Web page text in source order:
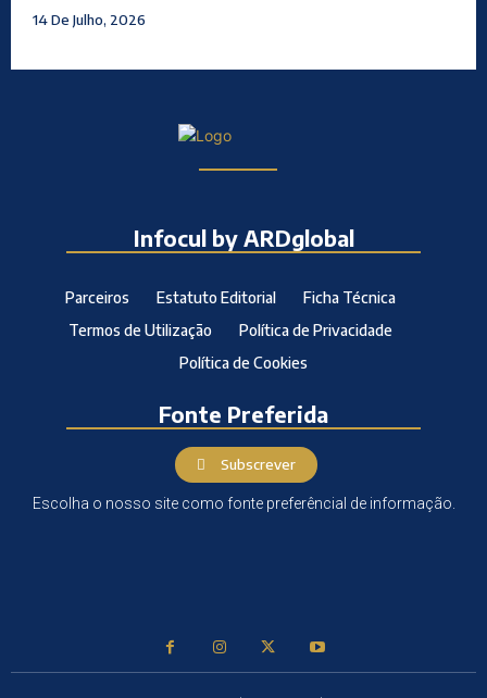
14 De Julho, 2026
Infocul by ARDglobal
Parceiros Estatuto Editorial
Ficha Técnica
Termos de Utilização
Política de Privacidade
Política de Cookies
Fonte Preferida
Subscrever
Escolha o nosso site como fonte preferêncial de informação.